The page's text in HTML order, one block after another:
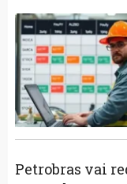
Petrobras vai